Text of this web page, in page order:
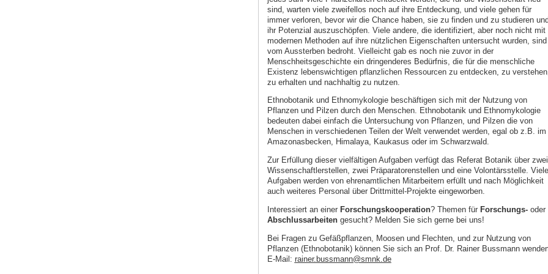
sind, warten viele zweifellos noch auf ihre Entdeckung, und viele gehen für
immer verloren, bevor wir die Chance haben, sie zu finden und zu studieren
ihr Potenzial auszuschöpfen. Viele andere, die identifiziert, aber noch nicht mit
modernen Methoden auf ihre nützlichen Eigenschaften untersucht wurden, sind
vom Aussterben bedroht. Vielleicht gab es noch nie zuvor in der
Menschheitsgeschichte ein dringenderes Bedürfnis, die für die menschliche
Existenz lebenswichtigen pflanzlichen Ressourcen zu entdecken, zu verstehen,
zu erhalten und nachhaltig zu nutzen.
Ethnobotanik und Ethnomykologie beschäftigen sich mit der Nutzung von
Pflanzen und Pilzen durch den Menschen. Ethnobotanik und Ethnomykologie
bedeuten dabei einfach die Untersuchung von Pflanzen, und Pilzen die von
Menschen in verschiedenen Teilen der Welt verwendet werden, egal ob z.B. im
Amazonasbecken, Himalaya, Kaukasus oder im Schwarzwald.
Zur Erfüllung dieser vielfältigen Aufgaben verfügt das Referat Botanik über zwei
Wissenschaftlerstellen, zwei Präparatorenstellen und eine Volontärsstelle. Viele
Aufgaben werden von ehrenamtlichen Mitarbeitern erfüllt und nach Möglichkeit
auch weiteres Personal über Drittmittel-Projekte eingeworben.
Interessiert an einer Forschungskooperation? Themen für Forschungs-oder
Abschlussarbeitengesucht? Melden Sie sich gerne bei uns!
Bei Fragen zu Gefäßpflanzen, Moosen und Flechten, und zur Nutzung von
Pflanzen (Ethnobotanik) können Sie sich an Prof. Dr. Rainer Bussmann
E‑Mail: rainer.bussmann@smnk.de